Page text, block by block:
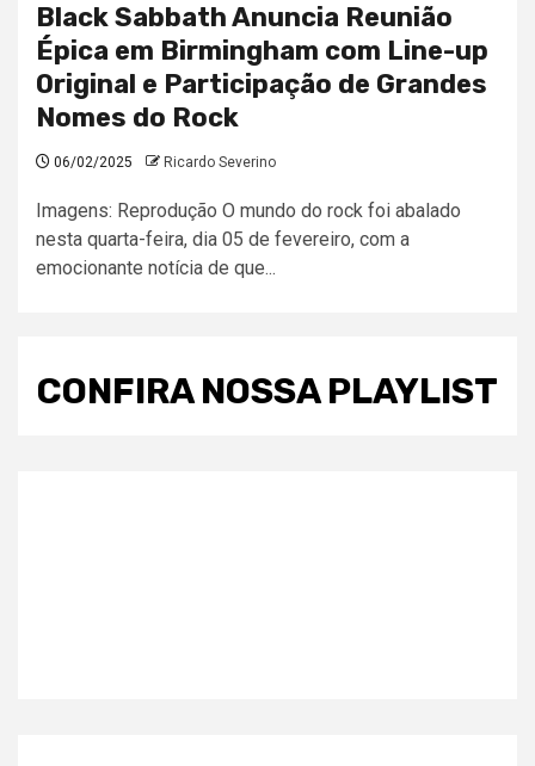
Black Sabbath Anuncia Reunião
Épica em Birmingham com Line-up
Original e Participação de Grandes
Nomes do Rock
06/02/2025 Ricardo Severino
Imagens: Reprodução O mundo do rock foi abalado
nesta quarta-feira, dia 05 de fevereiro, com a
emocionante notícia de que...
CONFIRA NOSSA PLAYLIST